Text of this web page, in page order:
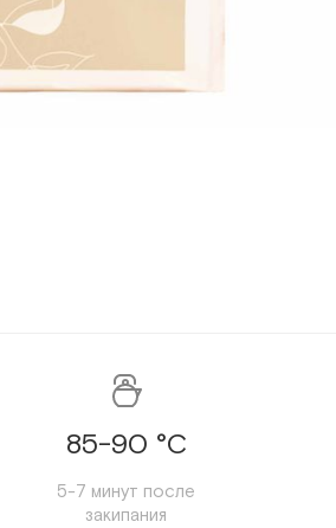
85-90 °C
5-7 минут после
закипания